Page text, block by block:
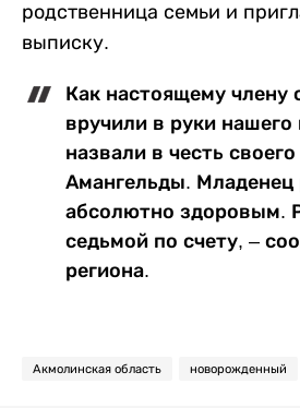
родственница семьи и
выписку.
Как настоящему члену
вручили в руки нашего
назвали в честь
Амангельды. Младенец
абсолютно здоровым.
седьмой по счету, –
региона.
Акмолинская область новорожденный